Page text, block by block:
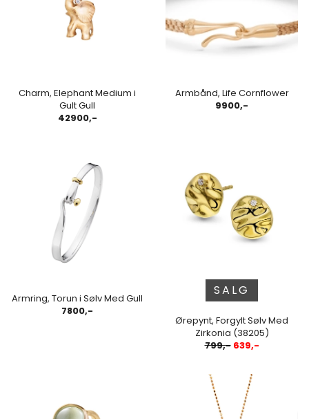
Charm, Elephant Medium i
Gult Gull
42900,-
Armbånd, Life Cornflower
9900,-
Armring, Torun i Sølv Med Gull
7800,-
SALG
Ørepynt, Forgylt Sølv Med
Zirkonia (38205)
799,-639,-